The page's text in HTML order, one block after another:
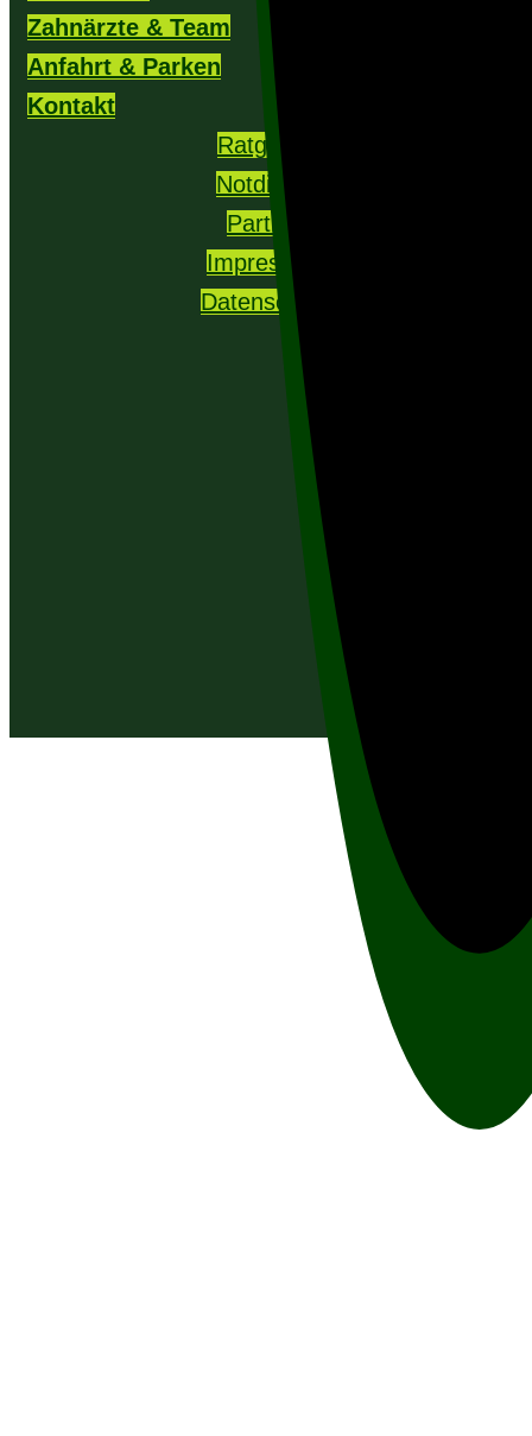
Zahnärzte & Team
Anfahrt & Parken
Kontakt
Ratgeber
Notdienst
Partner
Impressum
Datenschutz